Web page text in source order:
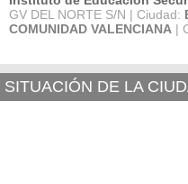
GV DEL NORTE S/N | Ciudad:
COMUNIDAD VALENCIANA |
SITUACIÓN DE LA